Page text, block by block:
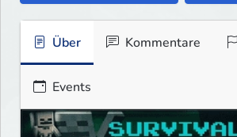
Über Kommentare
Events